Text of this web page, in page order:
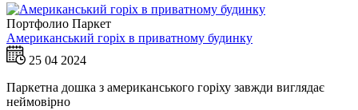
Портфолио Паркет
Американський горіх в приватному будинку
25 04 2024
Паркетна дошка з американського горіху завжди виглядає
неймовірно